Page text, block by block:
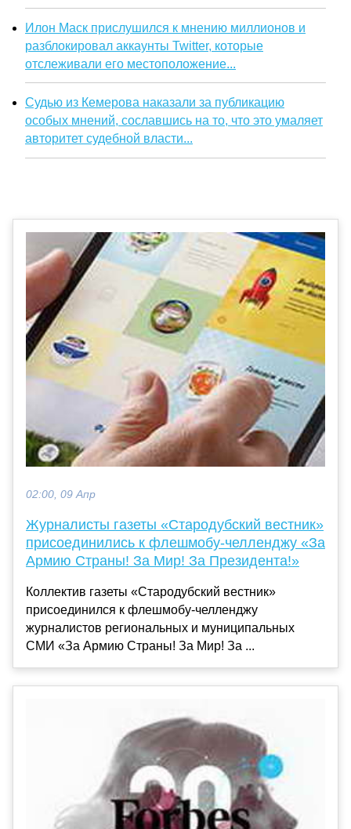
Илон Маск прислушился к мнению миллионов и
разблокировал аккаунты Twitter, которые
отслеживали его местоположение...
Судью из Кемерова наказали за публикацию
особых мнений, сославшись на то, что это умаляет
авторитет судебной власти...
02:00, 09 Апр
Журналисты газеты «Стародубский вестник»
присоединились к флешмобу-челленджу «За
Армию Страны! За Мир! За Президента!»
Коллектив газеты «Стародубский вестник»
присоединился к флешмобу-челленджу
журналистов региональных и муниципальных
СМИ «За Армию Страны! За Мир! За ...